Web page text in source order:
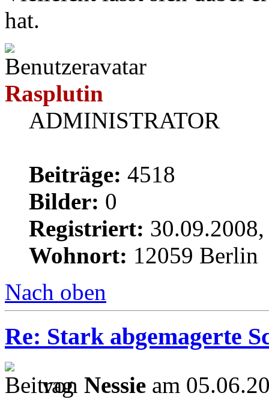
hat.
Rasplutin
ADMINISTRATOR
Beiträge: 4518
Bilder: 0
Registriert:
Wohnort: 12059 Berlin
Nach oben
Re: Stark abgemagerte
von Nessie am